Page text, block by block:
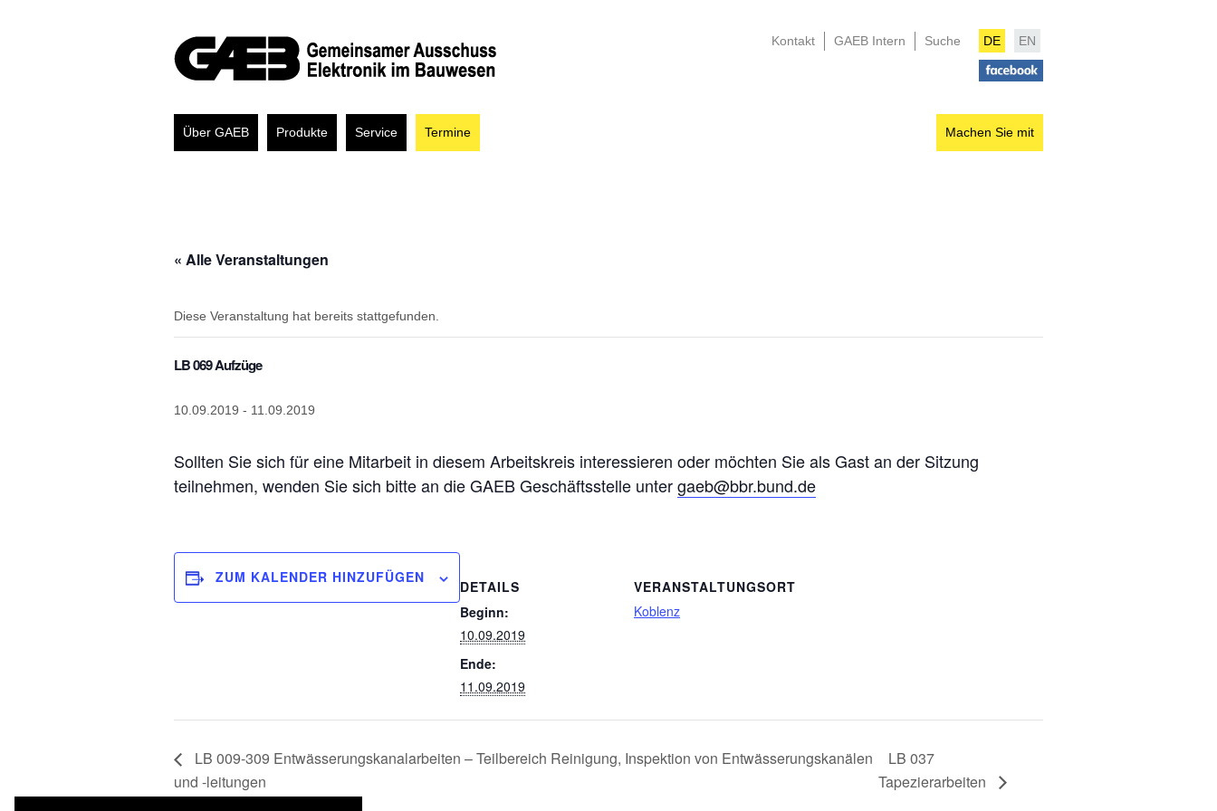
Kontakt GAEB Intern Suche DE EN
Über GAEB Produkte Service Termine Machen Sie mit
« Alle Veranstaltungen
Diese Veranstaltung hat bereits stattgefunden.
LB 069 Aufzüge
10.09.2019 - 11.09.2019
Sollten Sie sich für eine Mitarbeit in diesem Arbeitskreis interessieren oder möchten Sie als Gast an der Sitzung
teilnehmen, wenden Sie sich bitte an die GAEB Geschäftsstelle untergaeb@bbr.bund.de
ZUM KALENDER HINZUFÜGEN
DETAILS
Beginn:
10.09.2019
Ende:
11.09.2019
VERANSTALTUNGSORT
Koblenz
LB 009-309 Entwässerungskanalarbeiten – Teilbereich Reinigung, Inspektion von Entwässerungskanälen
und -leitungen
LB 037
Tapezierarbeiten